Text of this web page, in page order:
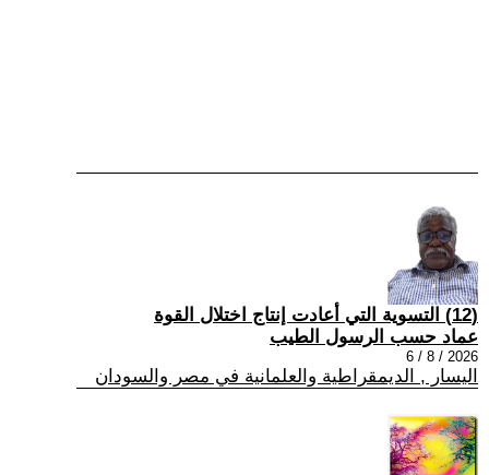
(12) التسوية التي أعادت إنتاج اختلال القوة
عماد حسب الرسول الطيب
2026 / 8 / 6
اليسار , الديمقراطية والعلمانية في مصر والسودان